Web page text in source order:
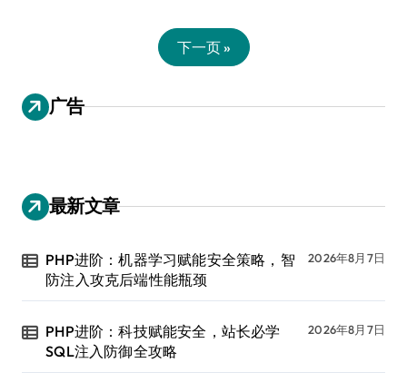
下一页 »
广告
最新文章
PHP进阶：机器学习赋能安全策略，智
防注入攻克后端性能瓶颈
2026年8月7日
PHP进阶：科技赋能安全，站长必学
SQL注入防御全攻略
2026年8月7日